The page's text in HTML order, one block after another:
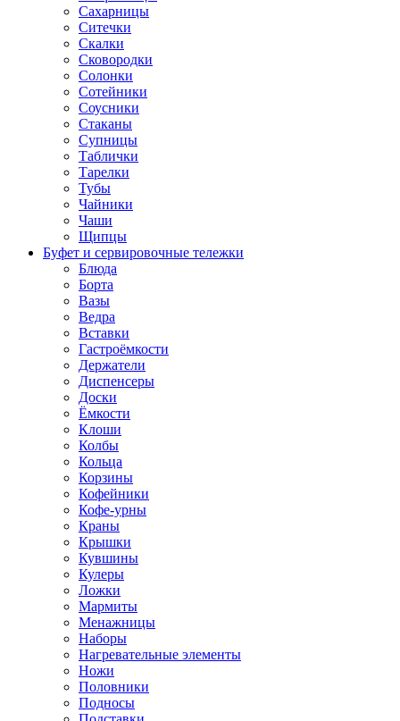
Сахарницы
Ситечки
Скалки
Сковородки
Солонки
Сотейники
Соусники
Стаканы
Супницы
Таблички
Тарелки
Тубы
Чайники
Чаши
Щипцы
Буфет и сервировочные тележки
Блюда
Борта
Вазы
Ведра
Вставки
Гастроёмкости
Держатели
Диспенсеры
Доски
Ёмкости
Клоши
Колбы
Кольца
Корзины
Кофейники
Кофе-урны
Краны
Крышки
Кувшины
Кулеры
Ложки
Мармиты
Менажницы
Наборы
Нагревательные элементы
Ножи
Половники
Подносы